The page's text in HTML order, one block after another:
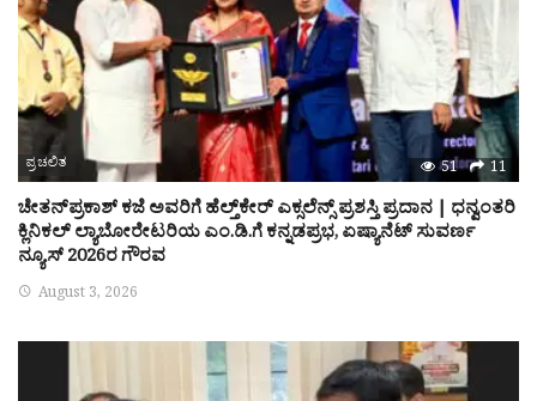
ಪ್ರಚಲಿತ 51 11
ಚೇತನ್‌ಪ್ರಕಾಶ್ ಕಜೆ ಅವರಿಗೆ ಹೆಲ್ತ್‌ಕೇರ್ ಎಕ್ಸಲೆನ್ಸ್ ಪ್ರಶಸ್ತಿ ಪ್ರದಾನ | ಧನ್ವಂತರಿ
ಕ್ಲಿನಿಕಲ್ ಲ್ಯಾಬೋರೇಟರಿಯ ಎಂ.ಡಿ.ಗೆ ಕನ್ನಡಪ್ರಭ, ಏಷ್ಯಾನೆಟ್ ಸುವರ್ಣ
ನ್ಯೂಸ್ 2026ರ ಗೌರವ
August 3, 2026